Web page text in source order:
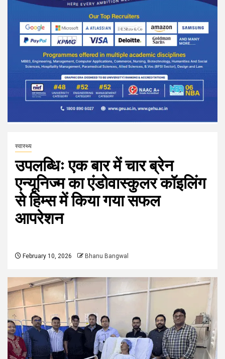
स्वास्थ्य
उपलब्धिः एक बार में चार ब्रेन
एन्यूनिज्म का एंडोवास्कुलर कॉइलिंग
से हिम्स में किया गया सफल
आपरेशन
February 10, 2026 Bhanu Bangwal